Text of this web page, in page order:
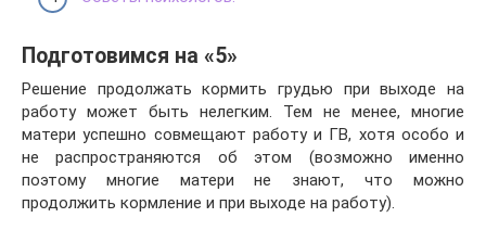
Подготовимся на «5»
Решение продолжать кормить грудью при выходе на
работу может быть нелегким. Тем не менее, многие
матери успешно совмещают работу и ГВ, хотя особо и
не распространяются об этом (возможно именно
поэтому многие матери не знают, что можно
продолжить кормление и при выходе на работу).